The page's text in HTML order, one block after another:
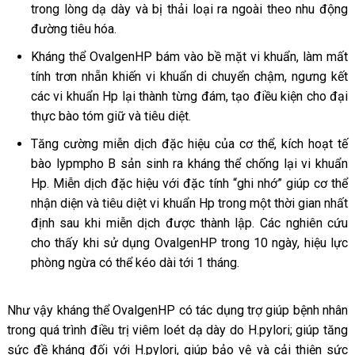
trong lòng dạ dày và bị thải loại ra ngoài theo nhu động
đường tiêu hóa.
Kháng thể OvalgenHP bám vào bề mặt vi khuẩn, làm mất
tính trơn nhẵn khiến vi khuẩn di chuyển chậm, ngưng kết
các vi khuẩn Hp lại thành từng đám, tạo điều kiện cho đại
thực bào tóm giữ và tiêu diệt.
Tăng cường miễn dịch đặc hiệu của cơ thể, kích hoạt tế
bào lypmpho B sản sinh ra kháng thể chống lại vi khuẩn
Hp. Miễn dịch đặc hiệu với đặc tính “ghi nhớ” giúp cơ thể
nhận diện và tiêu diệt vi khuẩn Hp trong một thời gian nhất
định sau khi miễn dịch được thành lập. Các nghiên cứu
cho thấy khi sử dụng OvalgenHP trong 10 ngày, hiệu lực
phòng ngừa có thể kéo dài tới 1 tháng.
Như vậy kháng thể OvalgenHP có tác dụng trợ giúp bệnh nhân
trong quá trình điều trị viêm loét dạ dày do H.pylori; giúp tăng
sức đề kháng đối với H.pylori, giúp bảo vệ và cải thiện sức